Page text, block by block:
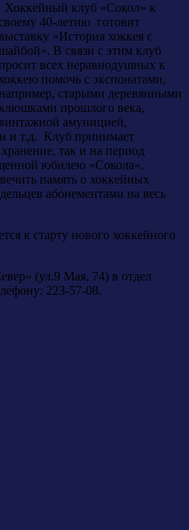
Хоккейный клуб «Сокол» к
40-летию готовит
выставку «История хоккея с
шайбой». В связи с этим клуб
просит всех неравнодушных к
помочь с экспонатами,
например, старыми деревянными
клюшками прошлого века,
винтажной амуницией,
и т.д. Клуб принимает
так и на период
юбилею «Сокола».
память о хоккейных
абонементами на весь
к старту нового хоккейного
(ул.9 Мая, 74) в отдел
223-57-08.